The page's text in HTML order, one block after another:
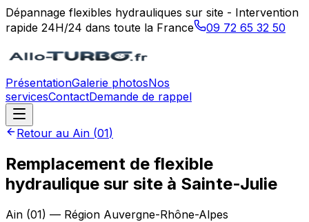
Dépannage flexibles hydrauliques sur site - Intervention
rapide 24H/24 dans toute la France
09 72 65 32 50
PrésentationGalerie photosNos
servicesContactDemande de rappel
Retour au Ain (01)
Remplacement de flexible
hydraulique sur site à Sainte-Julie
Ain (01) — Région Auvergne-Rhône-Alpes